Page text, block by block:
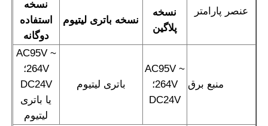
ابزارهای تمیز کردن پنل خورشیدی
تجهیزات شستشوی پنل خورشیدی
میله‌ی آب‌رسانی
عنصر پارامتر
پلاگین
نسخه باتری لیتیوم
دوگانه
منبع برق
DC24V
باتری لیتیوم
DC24V
لیتیوم